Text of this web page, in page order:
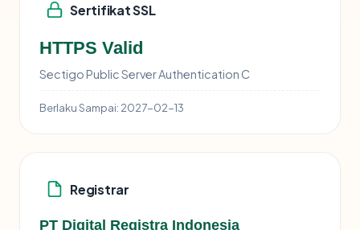
Sertifikat SSL
HTTPS Valid
Sectigo Public Server Authentication C
Berlaku Sampai: 2027-02-13
Registrar
PT Digital Registra Indonesia